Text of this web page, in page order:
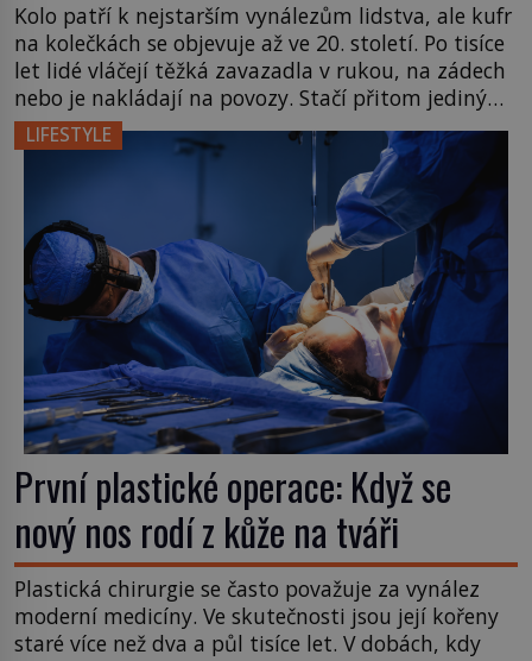
Kolo patří k nejstarším vynálezům lidstva, ale kufr
na kolečkách se objevuje až ve 20. století. Po tisíce
let lidé vláčejí těžká zavazadla v rukou, na zádech
nebo je nakládají na povozy. Stačí přitom jediný
nápad, připevnit ke kufru kolečka. Jenže právě ten
nikdo dlouho nedostane. Až jednou se na letišti
LIFESTYLE
První plastické operace: Když se
nový nos rodí z kůže na tváři
Plastická chirurgie se často považuje za vynález
moderní medicíny. Ve skutečnosti jsou její kořeny
staré více než dva a půl tisíce let. V dobách, kdy